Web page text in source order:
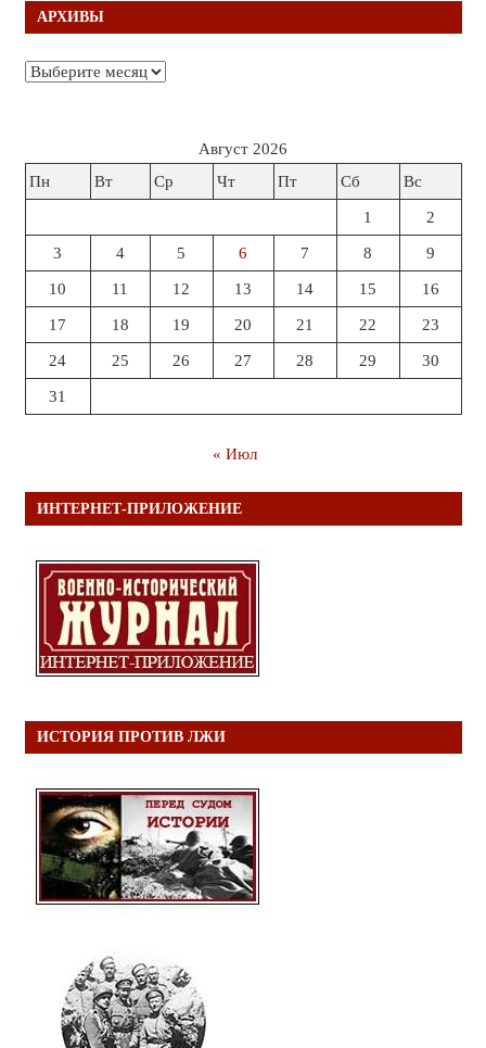
АРХИВЫ
Архивы
Август 2026
Пн
Вт Ср Чт Пт Сб Вс
1 2
3 4 5 6 7 8 9
10 11 12 13 14 15 16
17 18 19 20 21 22 23
24 25 26 27 28 29 30
31
« Июл
ИНТЕРНЕТ-ПРИЛОЖЕНИЕ
ИСТОРИЯ ПРОТИВ ЛЖИ